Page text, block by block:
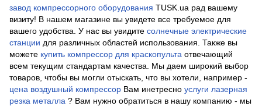
завод компрессорного оборудования TUSK.ua рад вашему
визиту! В нашем магазине вы увидете все требуемое для
вашего удобства. У нас вы увидите солнечные электрические
станции для различных областей использования. Также вы
можете купить компрессор для краскопульта отвечающий
всем текущим стандартам качества. Мы даем широкий выбор
товаров, чтобы вы могли отыскать, что вы хотели, например -
цена воздушный компрессор Вам инетресно услуги лазерная
резка металла ? Вам нужно обратиться в нашу компанию - мы